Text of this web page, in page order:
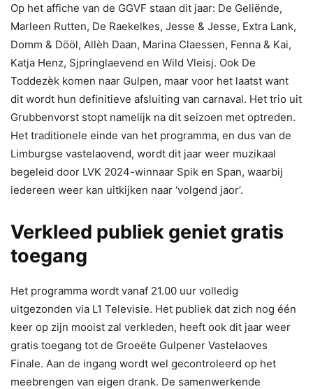
Op het affiche van de GGVF staan dit jaar: De Geliënde,
Marleen Rutten, De Raekelkes, Jesse & Jesse, Extra Lank,
Domm & Dööl, Allèh Daan, Marina Claessen, Fenna & Kai,
Katja Henz, Sjpringlaevend en Wild Vleisj. Ook De
Toddezèk komen naar Gulpen, maar voor het laatst want
dit wordt hun definitieve afsluiting van carnaval. Het trio uit
Grubbenvorst stopt namelijk na dit seizoen met optreden.
Het traditionele einde van het programma, en dus van de
Limburgse vastelaovend, wordt dit jaar weer muzikaal
begeleid door LVK 2024-winnaar Spik en Span, waarbij
iedereen weer kan uitkijken naar ‘volgend jaor’.
Verkleed publiek geniet gratis
toegang
Het programma wordt vanaf 21.00 uur volledig
uitgezonden via L1 Televisie. Het publiek dat zich nog één
keer op zijn mooist zal verkleden, heeft ook dit jaar weer
gratis toegang tot de Groeëte Gulpener Vastelaoves
Finale. Aan de ingang wordt wel gecontroleerd op het
meebrengen van eigen drank. De samenwerkende